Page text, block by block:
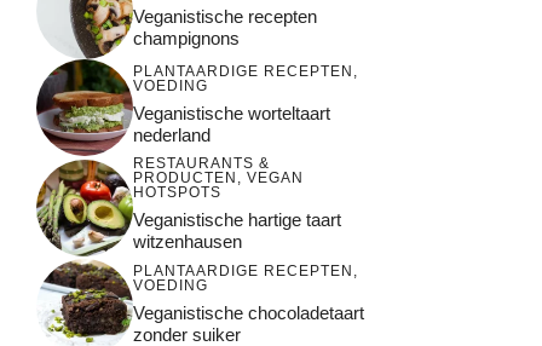
Veganistische recepten
champignons
PLANTAARDIGE RECEPTEN ,
VOEDING
Veganistische worteltaart
nederland
RESTAURANTS &
PRODUCTEN , VEGAN
HOTSPOTS
Veganistische hartige taart
witzenhausen
PLANTAARDIGE RECEPTEN ,
VOEDING
Veganistische chocoladetaart
zonder suiker